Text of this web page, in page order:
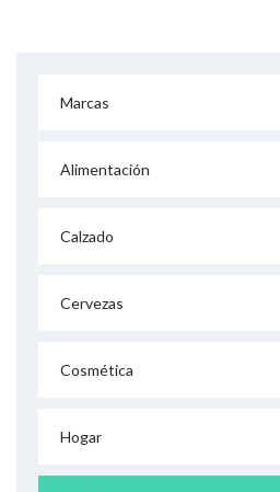
Marcas
Alimentación
Calzado
Cervezas
Cosmética
Hogar